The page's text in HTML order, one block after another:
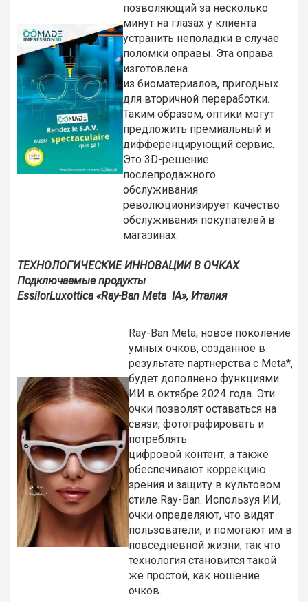
позволяющий за несколько
минут на глазах у клиента
устранить неполадки в случае
поломки оправы. Эта оправа
изготовлена
из биоматериалов, пригодных
для вторичной переработки.
Таким образом, оптики могут
предложить премиальный и
дифференцирующий сервис.
Это 3D-решение
послепродажного
обслуживания
революционизирует качество
обслуживания покупателей в
магазинах.
ТЕХНОЛОГИЧЕСКИЕ ИННОВАЦИИ В ОЧКАХ
Подключаемые продукты
EssilorLuxottica «Ray-Ban Meta IA», Италия
Ray-Ban Meta, новое поколение
умных очков, созданное в
результате партнерства с Meta*,
будет дополнено функциями
ИИ в октябре 2024 года. Эти
очки позволят оставаться на
связи, фотографировать и
потреблять
цифровой контент, а также
обеспечивают коррекцию
зрения и защиту в культовом
стиле Ray-Ban. Используя ИИ,
очки определяют, что видят
пользователи, и помогают им в
повседневной жизни, так что
технология становится такой
же простой, как ношение
очков.